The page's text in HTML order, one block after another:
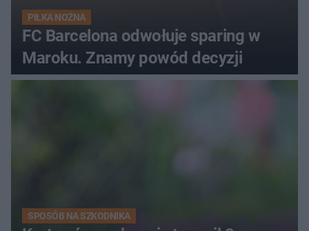
PIŁKA NOŻNA
FC Barcelona odwołuje sparing w
Maroku. Znamy powód decyzji
SPOSÓB NA SZKODNIKA